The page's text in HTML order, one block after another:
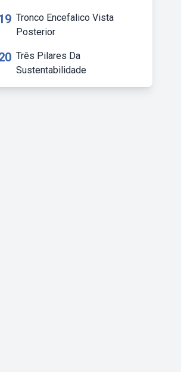
Tronco Encefalico Vista
Posterior
Três Pilares Da
Sustentabilidade